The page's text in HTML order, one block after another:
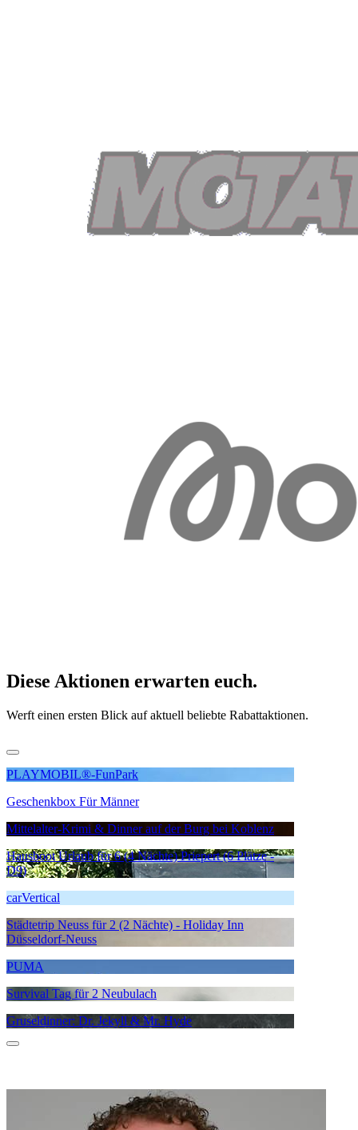
Diese Aktionen erwarten euch.
Werft einen ersten Blick auf aktuell beliebte Rabattaktionen.
PLAYMOBIL®-FunPark
Geschenkbox Für Männer
Mittelalter-Krimi & Dinner auf der Burg bei Koblenz
Hausboot Urlaub für 6 (4 Nächte) Priepert (6 Plätze -
D9)
carVertical
Städtetrip Neuss für 2 (2 Nächte) - Holiday Inn
Düsseldorf-Neuss
PUMA
Survival Tag für 2 Neubulach
Gruseldinner: Dr. Jekyll & Mr. Hyde